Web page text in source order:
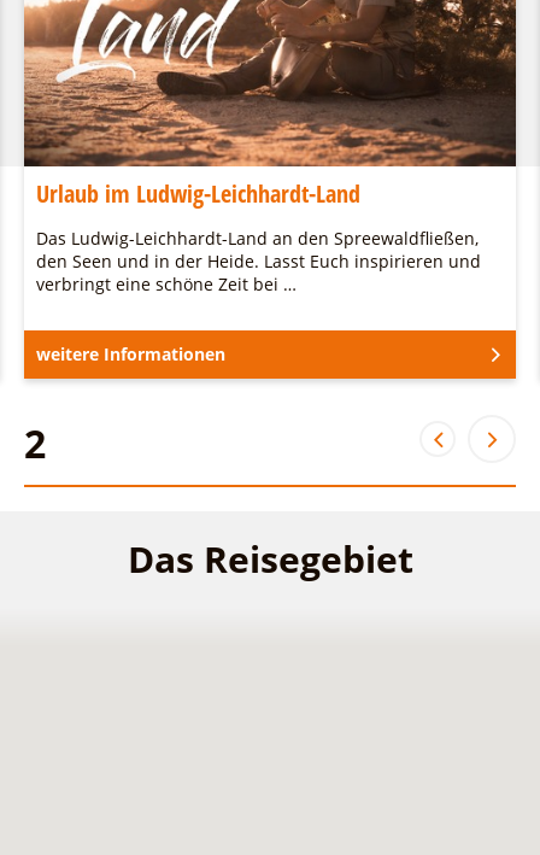
Urlaub im Ludwig-Leichhardt-Land
Das Ludwig-Leichhardt-Land an den Spreewaldfließen,
den Seen und in der Heide. Lasst Euch inspirieren und
verbringt eine schöne Zeit bei …
weitere Informationen
2
Das Reisegebiet